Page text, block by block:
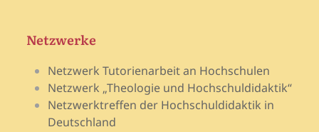
Netzwerke
Netzwerk Tutorienarbeit an Hochschulen
Netzwerk „Theologie und Hochschuldidaktik“
Netzwerktreffen der Hochschuldidaktik in
Deutschland